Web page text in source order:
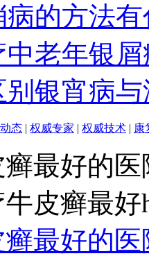
病的方法
老年银
别银宵病
态 | 权威专家 | 权威技术 | 康
最好的
皮癣最好
最好的